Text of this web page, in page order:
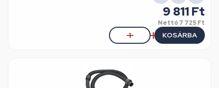
9 811 Ft
Nettó7 725 Ft
KOSÁRBA